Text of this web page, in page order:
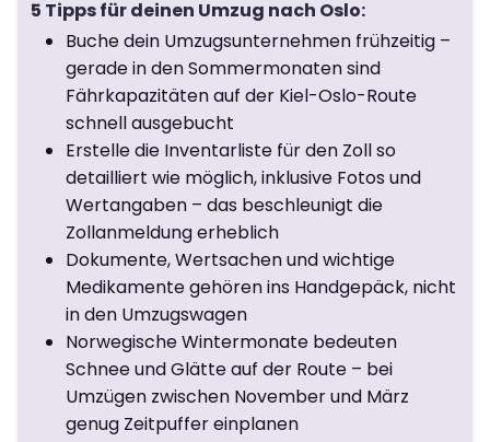
5 Tipps für deinen Umzug nach Oslo:
Buche dein Umzugsunternehmen frühzeitig –
gerade in den Sommermonaten sind
Fährkapazitäten auf der Kiel-Oslo-Route
schnell ausgebucht
Erstelle die Inventarliste für den Zoll so
detailliert wie möglich, inklusive Fotos und
Wertangaben – das beschleunigt die
Zollanmeldung erheblich
Dokumente, Wertsachen und wichtige
Medikamente gehören ins Handgepäck, nicht
in den Umzugswagen
Norwegische Wintermonate bedeuten
Schnee und Glätte auf der Route – bei
Umzügen zwischen November und März
genug Zeitpuffer einplanen